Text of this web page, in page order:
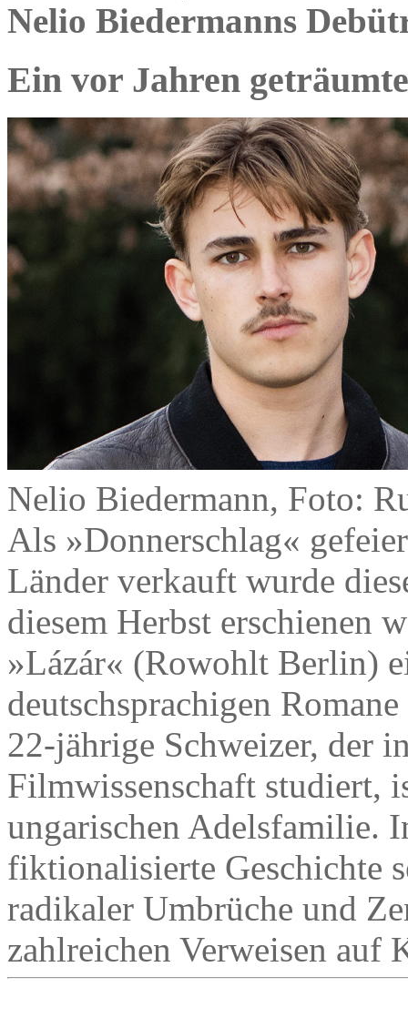
Nelio Biedermanns
Ein vor Jahren
Nelio Biedermann, Foto:
Als »Donnerschlag«
Länder verkauft wurde
diesem Herbst erschienen
»Lázár« (Rowohlt Berlin)
deutschsprachigen
22-jährige Schweizer, der
Filmwissenschaft studiert,
ungarischen Adelsfamilie.
fiktionalisierte Geschichte
radikaler Umbrüche und
zahlreichen Verweisen auf